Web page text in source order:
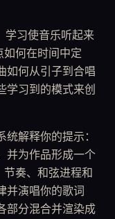
学习使音乐听起来
何在时间中定
如何从引子到合唱
学习到的模式来创
解释你的提示：
并为作品形成一个
奏、和弦进程和
并演唱你的歌词
部分混合并渲染成